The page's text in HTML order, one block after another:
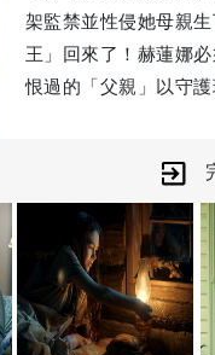
架監禁並性侵她母親
王」回來了！赫蓮娜
恨過的「父親」以守護